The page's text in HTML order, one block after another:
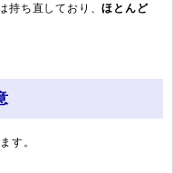
持ち直しており、ほとんど
す。